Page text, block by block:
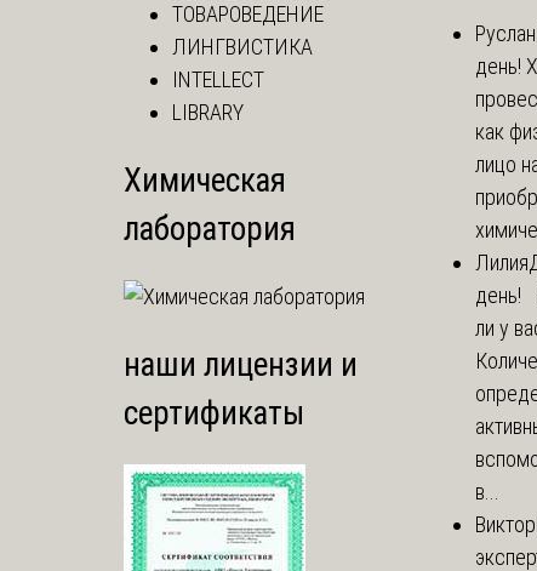
ТОВАРОВЕДЕНИЕ
ЛИНГВИСТИКА
INTELLECT
LIBRARY
Химическая
лаборатория
наши лицензии и
сертификаты
Руслан
день!
как
лицо
Лилия
день!
ли у
в...
Виктор